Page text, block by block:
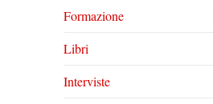
Formazione
Libri
Interviste